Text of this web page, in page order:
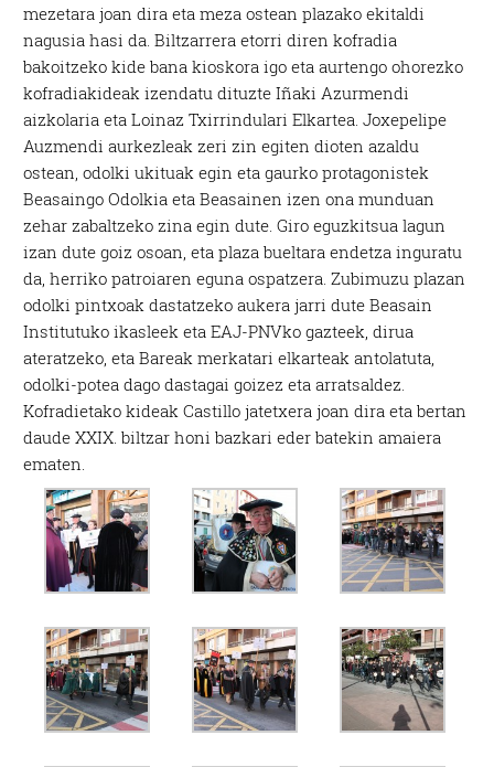
mezetara joan dira eta meza ostean plazako ekitaldi
nagusia hasi da. Biltzarrera etorri diren kofradia
bakoitzeko kide bana kioskora igo eta aurtengo ohorezko
kofradiakideak izendatu dituzte Iñaki Azurmendi
aizkolaria eta Loinaz Txirrindulari Elkartea. Joxepelipe
Auzmendi aurkezleak zeri zin egiten dioten azaldu
ostean, odolki ukituak egin eta gaurko protagonistek
Beasaingo Odolkia eta Beasainen izen ona munduan
zehar zabaltzeko zina egin dute. Giro eguzkitsua lagun
izan dute goiz osoan, eta plaza bueltara endetza inguratu
da, herriko patroiaren eguna ospatzera. Zubimuzu plazan
odolki pintxoak dastatzeko aukera jarri dute Beasain
Institutuko ikasleek eta EAJ-PNVko gazteek, dirua
ateratzeko, eta Bareak merkatari elkarteak antolatuta,
odolki-potea dago dastagai goizez eta arratsaldez.
Kofradietako kideak Castillo jatetxera joan dira eta bertan
daude XXIX. biltzar honi bazkari eder batekin amaiera
ematen.